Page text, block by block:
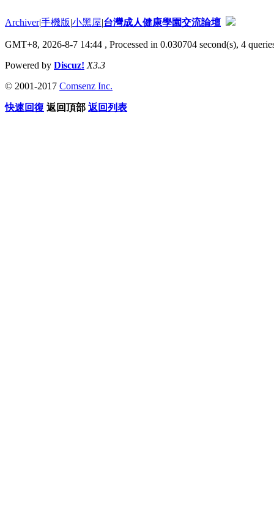
Archiver|手機版|小黑屋|台灣成人健康學園交流論壇
GMT+8, 2026-8-7 14:44 , Processed in 0.030704 second(s), 4
Powered by Discuz! X3.3
© 2001-2017 Comsenz Inc.
快速回復 返回頂部 返回列表